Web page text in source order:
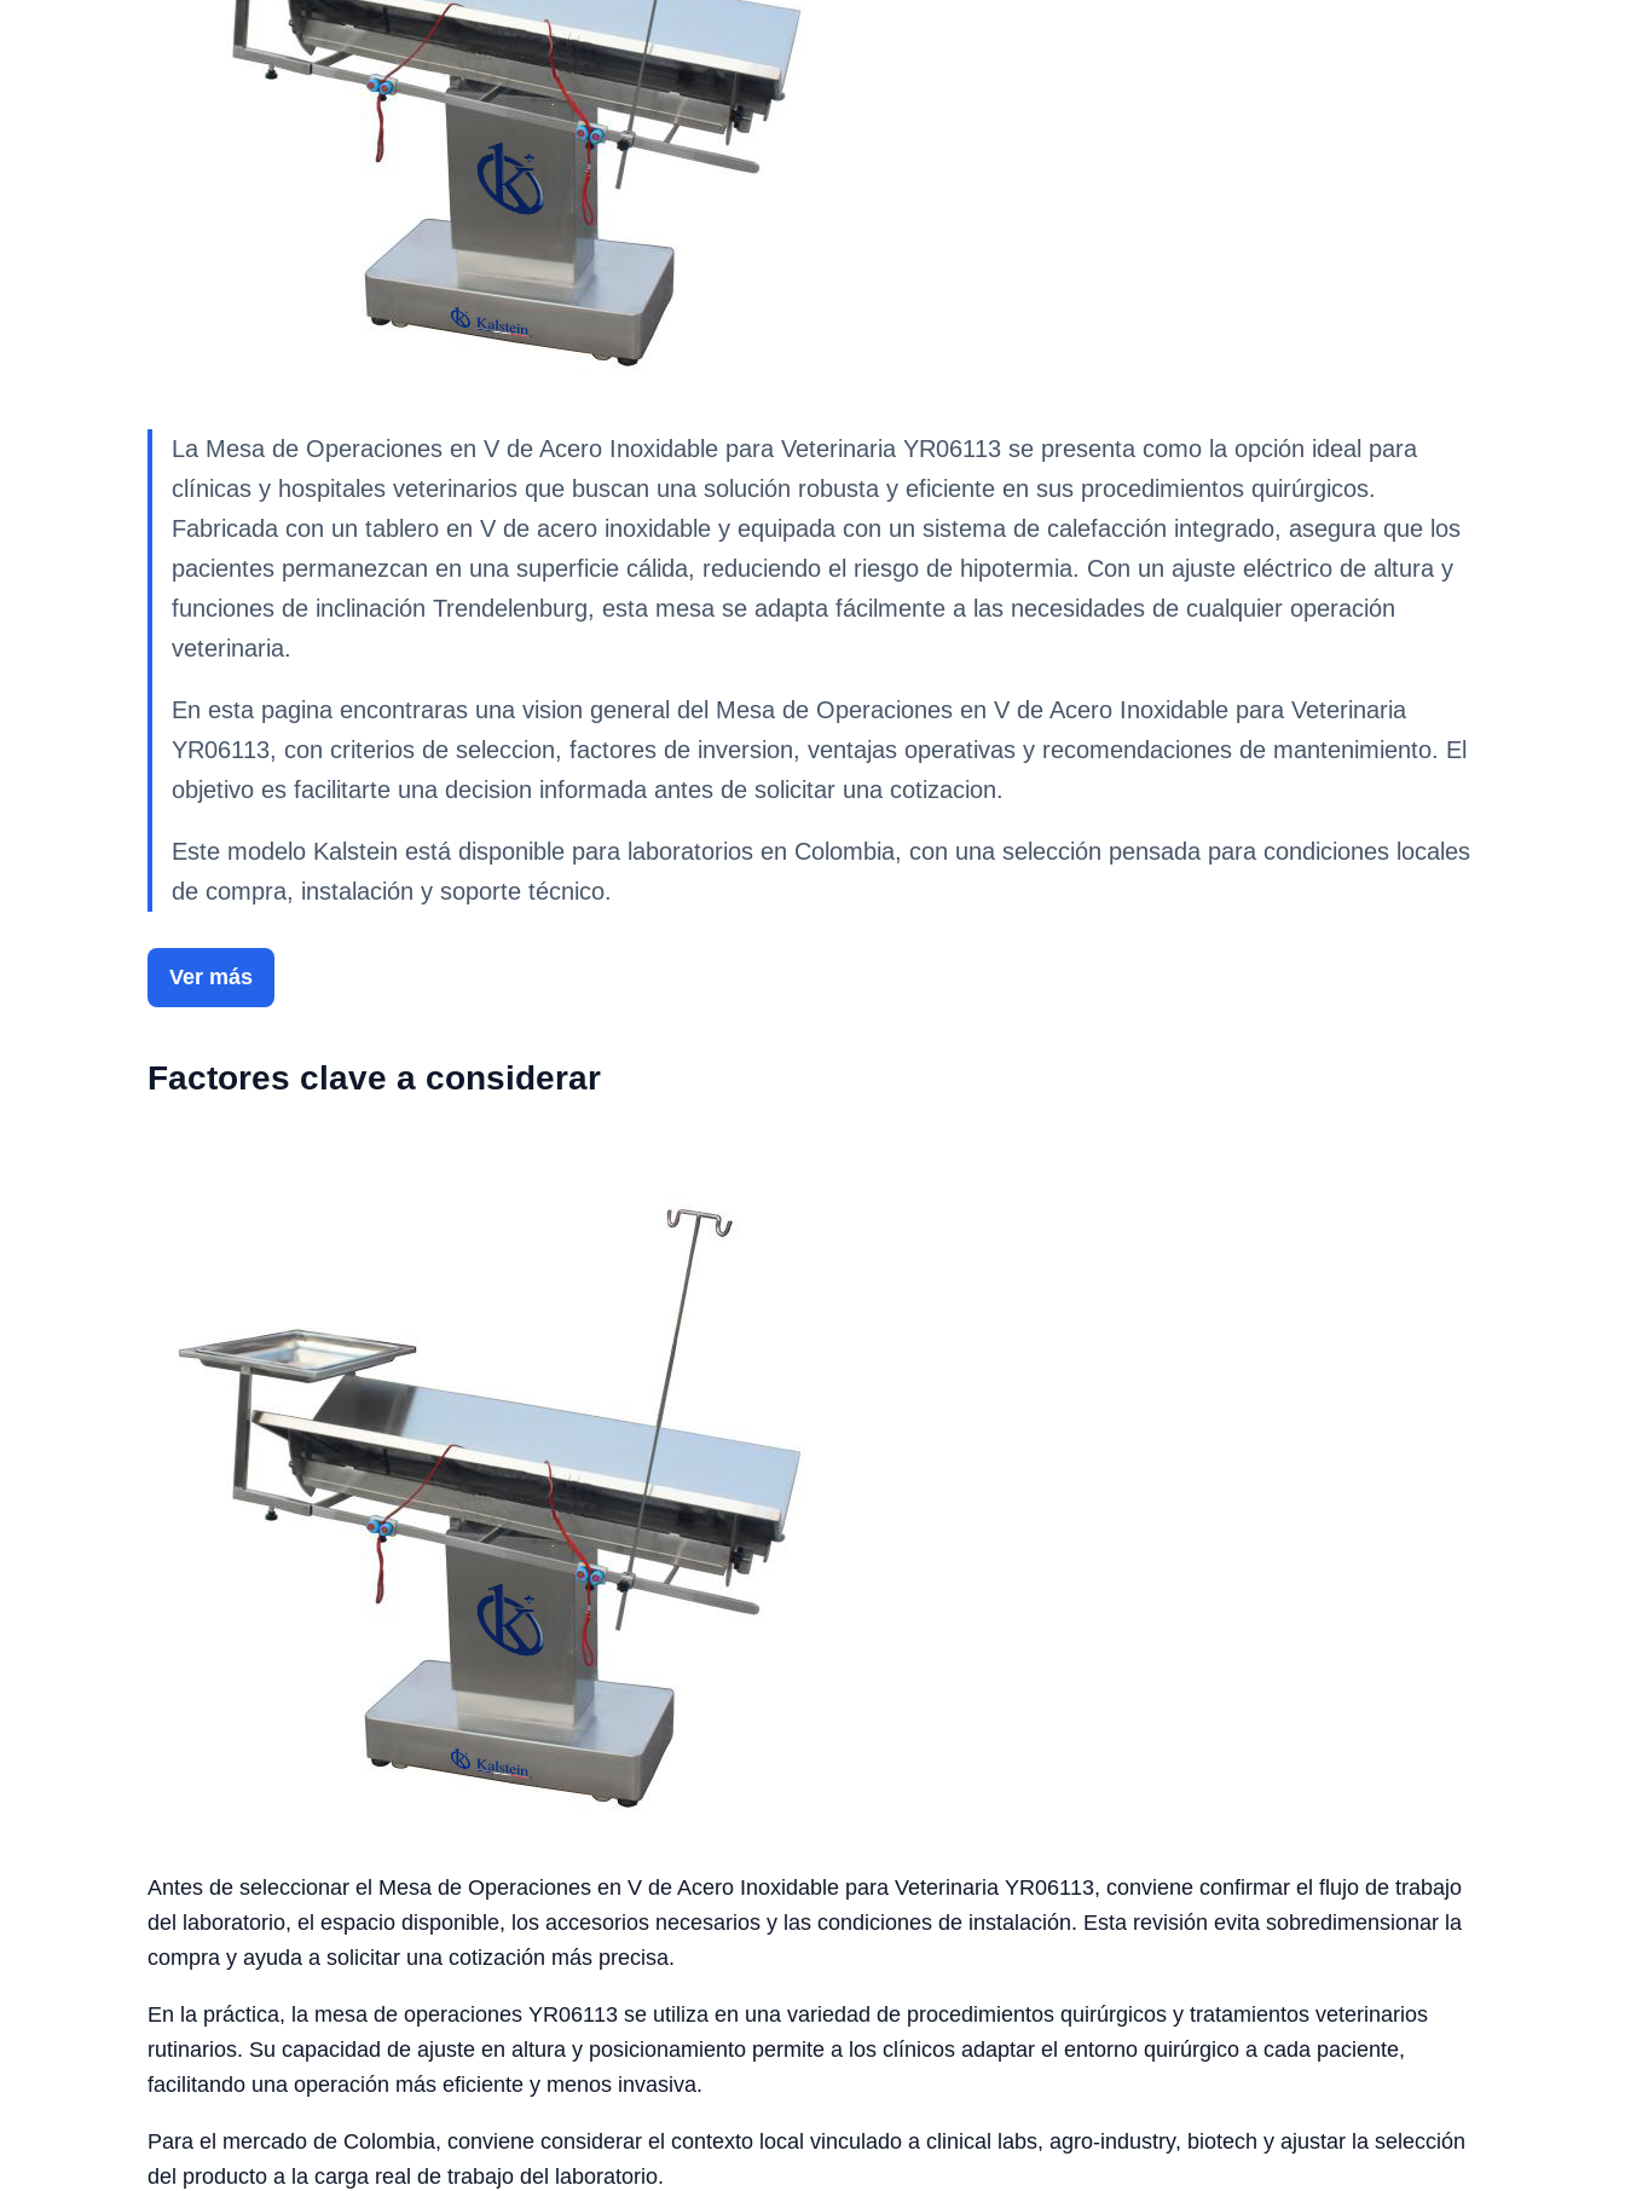
La Mesa de Operaciones en V de Acero Inoxidable para Veterinaria YR06113 se presenta como la opción ideal para
clínicas y hospitales veterinarios que buscan una solución robusta y eficiente en sus procedimientos quirúrgicos.
Fabricada con un tablero en V de acero inoxidable y equipada con un sistema de calefacción integrado, asegura que los
pacientes permanezcan en una superficie cálida, reduciendo el riesgo de hipotermia. Con un ajuste eléctrico de altura y
funciones de inclinación Trendelenburg, esta mesa se adapta fácilmente a las necesidades de cualquier operación
veterinaria.
En esta pagina encontraras una vision general del Mesa de Operaciones en V de Acero Inoxidable para Veterinaria
YR06113, con criterios de seleccion, factores de inversion, ventajas operativas y recomendaciones de mantenimiento. El
objetivo es facilitarte una decision informada antes de solicitar una cotizacion.
Este modelo Kalstein está disponible para laboratorios en Colombia, con una selección pensada para condiciones locales
de compra, instalación y soporte técnico.
Ver más
Factores clave a considerar
Antes de seleccionar el Mesa de Operaciones en V de Acero Inoxidable para Veterinaria YR06113, conviene confirmar el flujo de trabajo
del laboratorio, el espacio disponible, los accesorios necesarios y las condiciones de instalación. Esta revisión evita sobredimensionar la
compra y ayuda a solicitar una cotización más precisa.
En la práctica, la mesa de operaciones YR06113 se utiliza en una variedad de procedimientos quirúrgicos y tratamientos veterinarios
rutinarios. Su capacidad de ajuste en altura y posicionamiento permite a los clínicos adaptar el entorno quirúrgico a cada paciente,
facilitando una operación más eficiente y menos invasiva.
Para el mercado de Colombia, conviene considerar el contexto local vinculado a clinical labs, agro-industry, biotech y ajustar la selección
del producto a la carga real de trabajo del laboratorio.